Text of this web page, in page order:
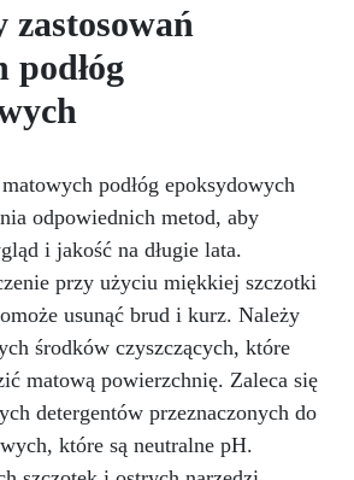
w zaledwie 24 godziny.
i personalizowany: Nadaje się
starych nawierzchni i
(po wcześniejszej
Żywice odporne na upływ
żywice gwarantują
przez wiele lat.
zastosowań
podłóg
podłóg epoksydowych
odpowiednich metod, aby
i jakość na długie lata.
przy użyciu miękkiej szczotki
usunąć brud i kurz. Należy
środków czyszczących, które
matową powierzchnię. Zaleca się
detergentów przeznaczonych do
które są neutralne pH.